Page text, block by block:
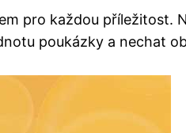
pro každou příležitost.
poukázky a nechat